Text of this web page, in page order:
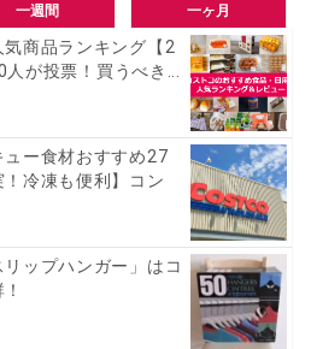
一週間 一ヶ月
商品ランキング【2
が投票！買うべき...
ュー食材おすすめ27
冷凍も便利】コン
ップハンガー」はコ